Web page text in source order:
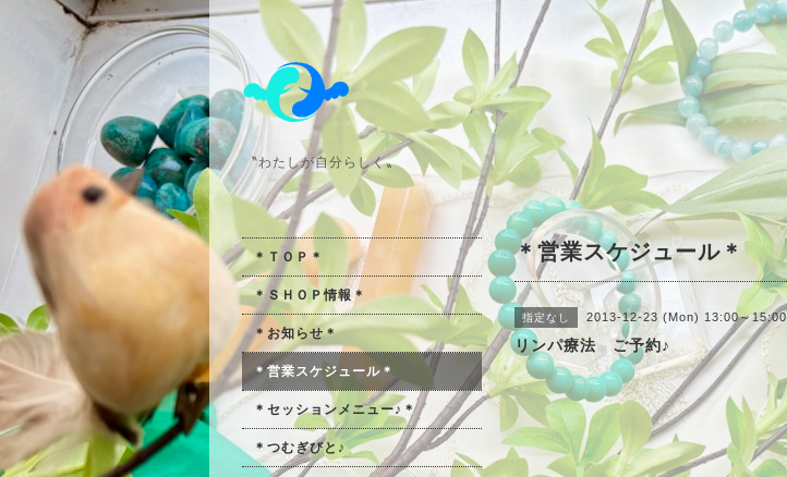
〝わたしが自分らしく〟
＊営業スケジュール＊
指定なし 2013-12-23 (Mon) 13:00～15:00
リンパ療法 ご予約♪
＊ＴＯＰ＊
＊ＳＨＯＰ情報＊
＊お知らせ＊
＊営業スケジュール＊
＊セッションメニュー♪＊
＊つむぎびと♪